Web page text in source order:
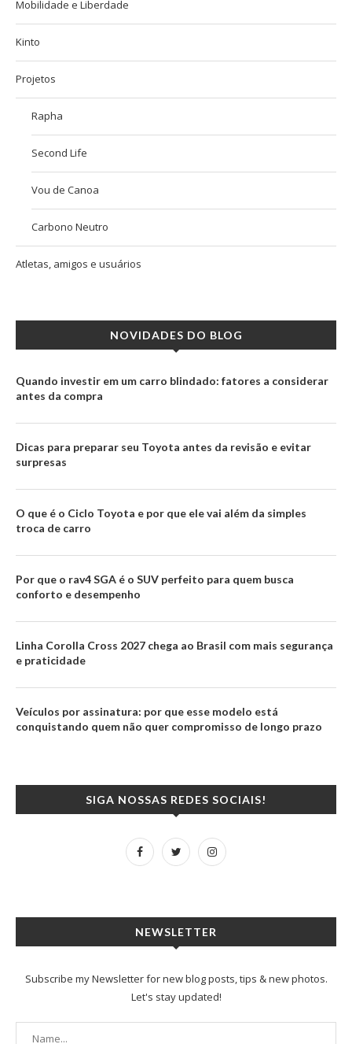
Mobilidade e Liberdade
Kinto
Projetos
Rapha
Second Life
Vou de Canoa
Carbono Neutro
Atletas, amigos e usuários
NOVIDADES DO BLOG
Quando investir em um carro blindado: fatores a considerar
antes da compra
Dicas para preparar seu Toyota antes da revisão e evitar
surpresas
O que é o Ciclo Toyota e por que ele vai além da simples
troca de carro
Por que o rav4 SGA é o SUV perfeito para quem busca
conforto e desempenho
Linha Corolla Cross 2027 chega ao Brasil com mais segurança
e praticidade
Veículos por assinatura: por que esse modelo está
conquistando quem não quer compromisso de longo prazo
SIGA NOSSAS REDES SOCIAIS!
NEWSLETTER
Subscribe my Newsletter for new blog posts, tips & new photos.
Let's stay updated!